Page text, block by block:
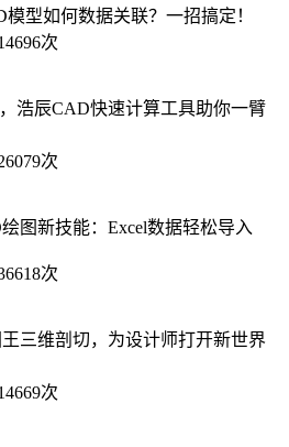
模型如何数据关联？一招搞定！
次
浩辰CAD快速计算工具助你一臂
次
图新技能：Excel数据轻松导入
次
三维剖切，为设计师打开新世界
次